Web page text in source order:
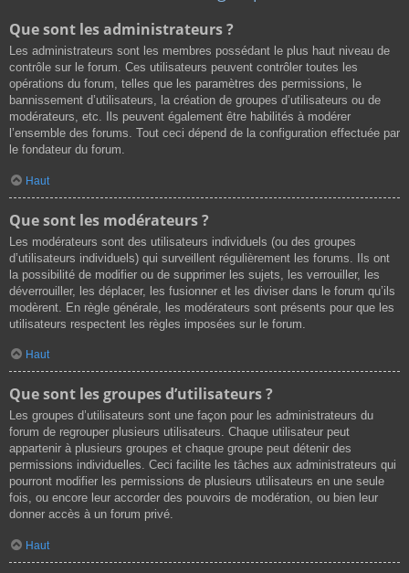
Que sont les administrateurs ?
Les administrateurs sont les membres possédant le plus haut niveau de
contrôle sur le forum. Ces utilisateurs peuvent contrôler toutes les
opérations du forum, telles que les paramètres des permissions, le
bannissement d’utilisateurs, la création de groupes d’utilisateurs ou de
modérateurs, etc. Ils peuvent également être habilités à modérer
l’ensemble des forums. Tout ceci dépend de la configuration effectuée par
le fondateur du forum.
Haut
Que sont les modérateurs ?
Les modérateurs sont des utilisateurs individuels (ou des groupes
d’utilisateurs individuels) qui surveillent régulièrement les forums. Ils ont
la possibilité de modifier ou de supprimer les sujets, les verrouiller, les
déverrouiller, les déplacer, les fusionner et les diviser dans le forum qu’ils
modèrent. En règle générale, les modérateurs sont présents pour que les
utilisateurs respectent les règles imposées sur le forum.
Haut
Que sont les groupes d’utilisateurs ?
Les groupes d’utilisateurs sont une façon pour les administrateurs du
forum de regrouper plusieurs utilisateurs. Chaque utilisateur peut
appartenir à plusieurs groupes et chaque groupe peut détenir des
permissions individuelles. Ceci facilite les tâches aux administrateurs qui
pourront modifier les permissions de plusieurs utilisateurs en une seule
fois, ou encore leur accorder des pouvoirs de modération, ou bien leur
donner accès à un forum privé.
Haut